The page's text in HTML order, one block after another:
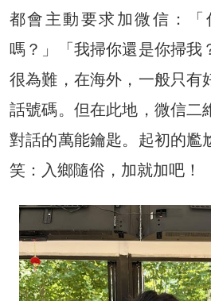
都會主動要求加微信：
嗎？」「我掃你還是你掃我
很為難，在海外，一般只有
話號碼。但在此地，微信二
對話的萬能鑰匙。起初的尷
笑：入鄉隨俗，加就加吧！